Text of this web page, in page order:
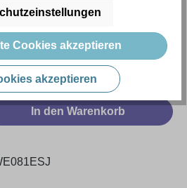
Versandkosten
den gewünschten
In den Warenkorb
Cookies akzeptieren
akzeptieren